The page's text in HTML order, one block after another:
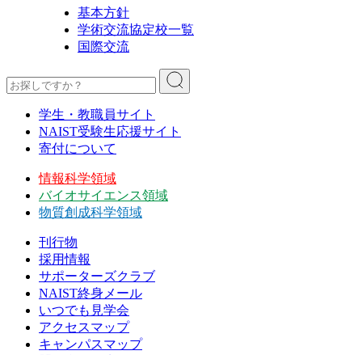
基本方針
学術交流協定校一覧
国際交流
学生・教職員サイト
NAIST受験生応援サイト
寄付について
情報科学領域
バイオサイエンス領域
物質創成科学領域
刊行物
採用情報
サポーターズクラブ
NAIST終身メール
いつでも見学会
アクセスマップ
キャンパスマップ